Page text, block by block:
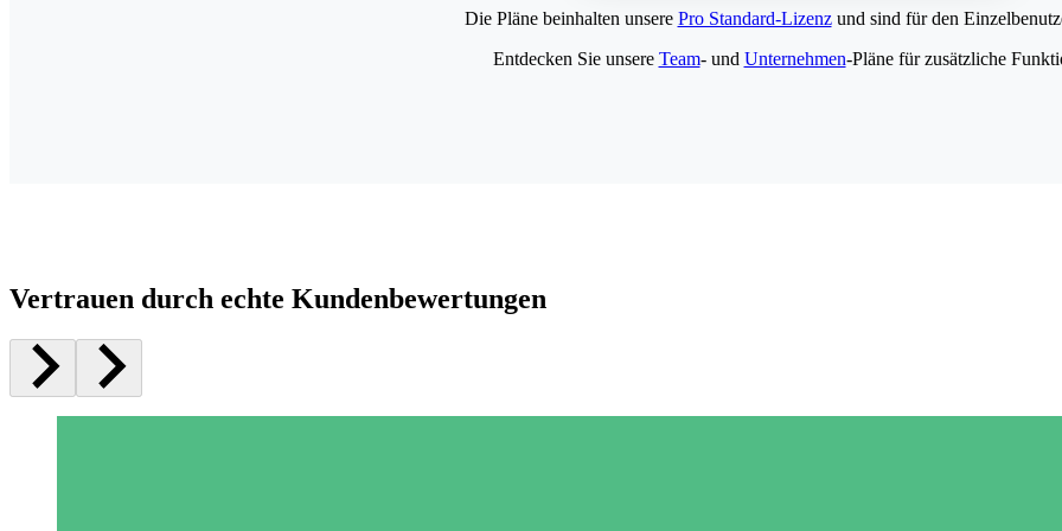
Die Pläne beinhalten unsere Pro Standard-Lizenzund sind für den
Entdecken Sie unsere Team- und Unternehmen-Pläne für zusätzliche
Vertrauen durch echte Kundenbewertungen